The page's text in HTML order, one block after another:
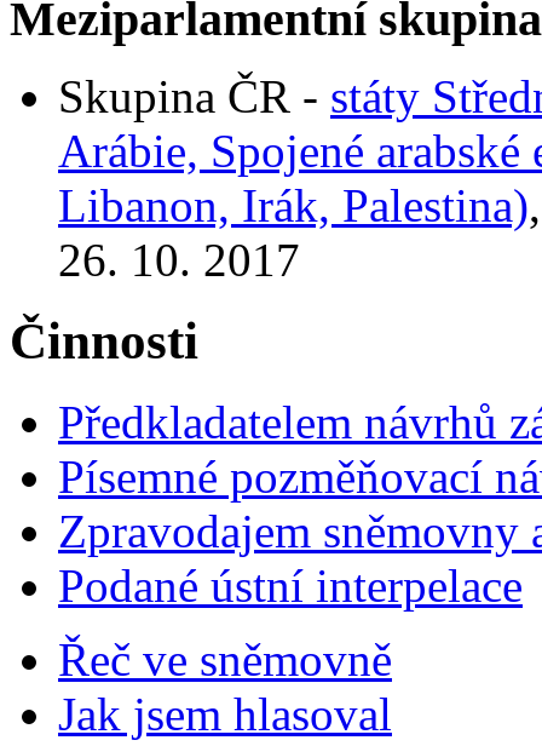
Meziparlamentní
Skupina ČR - státy
Arábie, Spojené
Libanon, Irák, Palestina)
26. 10. 2017
Činnosti
Předkladatelem návrhů
Písemné pozměňovací
Zpravodajem
Podané ústní interpelace
Řeč ve sněmovně
Jak jsem hlasoval